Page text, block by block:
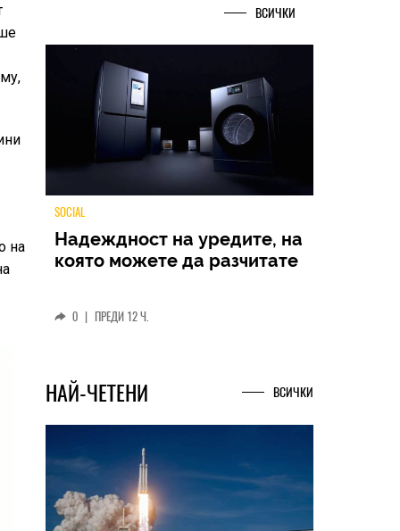
на
ВСИЧКИ
TECH
Ultra – ново име, познато
НАЙ-ЧЕТЕНИ